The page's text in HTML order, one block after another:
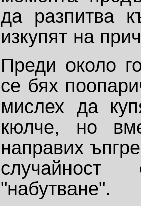
да разпитва
изкупят на
Преди около
се бях
мислех да
кюлче, но
направих
"набутване".